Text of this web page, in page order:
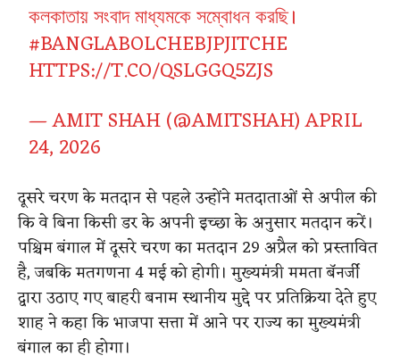
কলকাতায় সংবাদ মাধ্যমকে সম্বোধন করছি।
#BANGLABOLCHEBJPJITCHE
HTTPS://T.CO/QSLGGQ5ZJS
— AMIT SHAH (@AMITSHAH)APRIL
24, 2026
दूसरे चरण के मतदान से पहले उन्होंने मतदाताओं से अपील की
कि वे बिना किसी डर के अपनी इच्छा के अनुसार मतदान करें।
पश्चिम बंगाल में दूसरे चरण का मतदान 29 अप्रैल को प्रस्तावित
है, जबकि मतगणना 4 मई को होगी। मुख्यमंत्री ममता बॅनर्जी
द्वारा उठाए गए बाहरी बनाम स्थानीय मुद्दे पर प्रतिक्रिया देते हुए
शाह ने कहा कि भाजपा सत्ता में आने पर राज्य का मुख्यमंत्री
बंगाल का ही होगा।